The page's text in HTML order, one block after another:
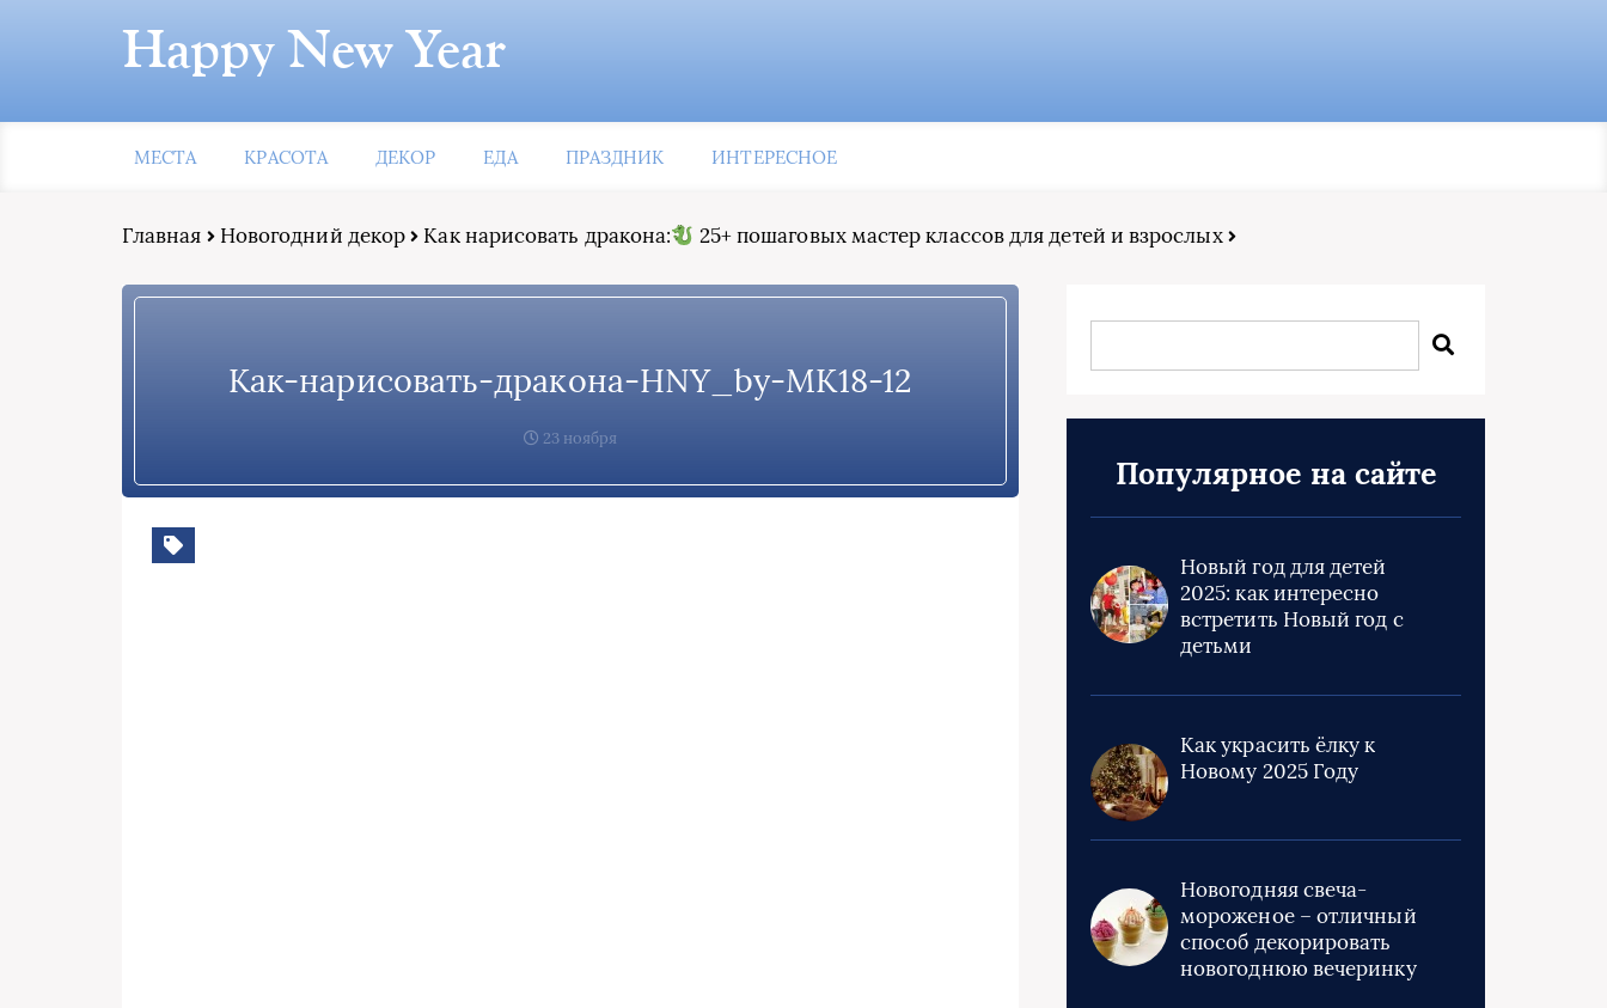
Happy New Year
МЕСТА КРАСОТА ДЕКОР ЕДА ПРАЗДНИК ИНТЕРЕСНОЕ
Главная Новогодний декор Как нарисовать дракона: 25+ пошаговых мастер классов для детей и взрослых
Как-нарисовать-дракона-HNY_by-МК18-12
23 ноября
Популярное на сайте
Новый год для детей
2025: как интересно
встретить Новый год с
детьми
Как украсить ёлку к
Новому 2025 Году
Новогодняя свеча-
мороженое – отличный
способ декорировать
новогоднюю вечеринку